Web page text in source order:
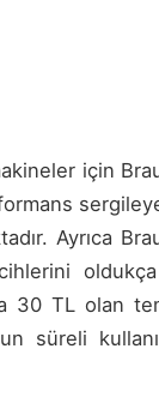
için
Ayrıca
TL olan
süreli